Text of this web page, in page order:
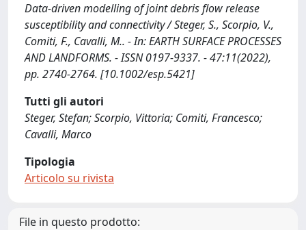
Data‐driven modelling of joint debris flow release
susceptibility and connectivity / Steger, S., Scorpio, V.,
Comiti, F., Cavalli, M.. - In: EARTH SURFACE PROCESSES
AND LANDFORMS. - ISSN 0197-9337. - 47:11(2022),
pp. 2740-2764. [10.1002/esp.5421]
Tutti gli autori
Steger, Stefan; Scorpio, Vittoria; Comiti, Francesco;
Cavalli, Marco
Tipologia
Articolo su rivista
File in questo prodotto: